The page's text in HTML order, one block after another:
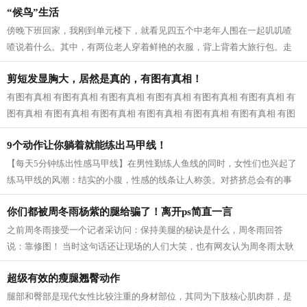
“候鸟”生活
傍晚下班回家，我刚到单元楼下，就看见四五个中老年人围在一起叽叽喳
喳说着什么。其中，有两位老人穿着鲜艳的衣服，背上背着大旅行包。走
近一看，原来是婆婆和公公，我已经快...
剪短发显胸大，居然是真的，有图有真相！
有图有真相 有图有真相 有图有真相 有图有真相 有图有真相 有图有真相 有
图有真相 有图有真相 有图有真相 有图有真相 有图有真相 有图有真相 有图
有真相...
9个动作让你躺着就能练出马甲线！
【每天5分钟练出性感马甲线】在男性勤练人鱼线的同时，女性们也兴起了
练马甲线的风潮：结实的小腹，性感的线条让人称羡。对挤挤总会有的事
业线，拥有马甲线的女性呈现的体态更...
你们都被周冬雨杨紫的腿给骗了！离开ps简直一言
之前周冬雨接受一个记者采访问：保持美腿的秘诀是什么，周冬雨回答
说：靠修图！ 当时这句话还让现场的人们大笑，也有网友认为周冬雨太耿
直，然而，看了一些没有后期修的图片之...
超级有效的瘦腿翘臀动作
腿部和臀部是现代女性比较注重的身材部位，其同为下肢核心肌肉群，是